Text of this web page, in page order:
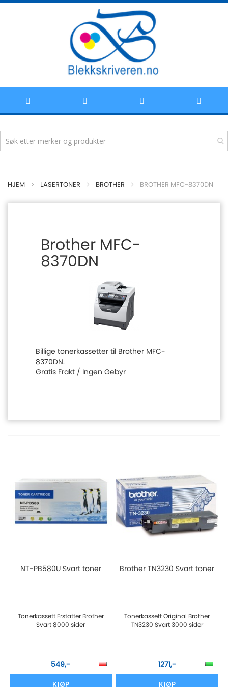
til
HJEM LASERTONER BROTHER BROTHER MFC-8370DN
Brother MFC-
8370DN
Billige tonerkassetter til Brother MFC-
8370DN.
Gratis Frakt / Ingen Gebyr
NT-PB580U Svart toner
Tonerkassett Erstatter Brother
Svart 8000 sider
549,-
KJØP
Brother TN3230 Svart toner
Tonerkassett Original Brother
TN3230 Svart 3000 sider
1271,-
KJØP